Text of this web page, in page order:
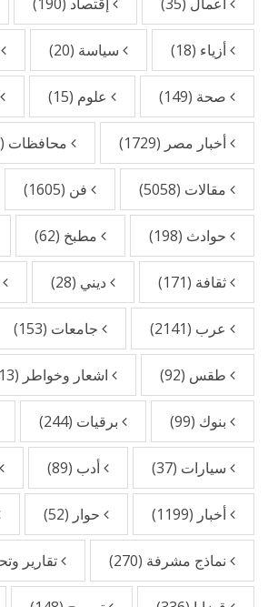
أزياء (18) سياسة (20)
صحة (149) علوم (15)
أخبار مصر (1729) محافظات (2840)
مقالات (5058) فن (1605)
حوادث (198) مطبخ (62)
ثقافة (171) ديني (28)
عرب (2141) جامعات (153)
طقس (92) اشعار وخواطر (1513)
بنوك (99) برقيات (244)
سيارات (37) أدب (89)
أخبار (1199) حوار (52)
نماذج مشرفة (270) تقارير